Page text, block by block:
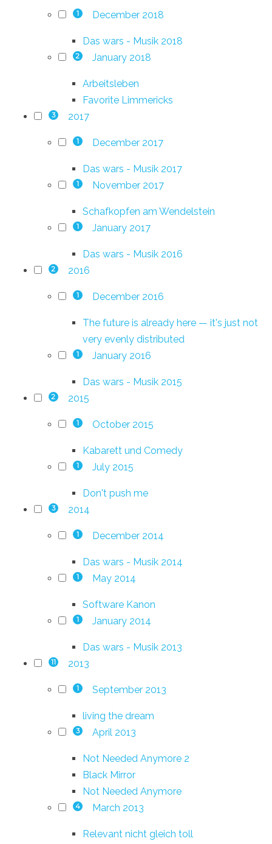
1 December 2018
Das wars - Musik 2018
2 January 2018
Arbeitsleben
Favorite Limmericks
3 2017
1 December 2017
Das wars - Musik 2017
1 November 2017
Schafkopfen am Wendelstein
1 January 2017
Das wars - Musik 2016
2 2016
1 December 2016
The future is already here — it's just not
very evenly distributed
1 January 2016
Das wars - Musik 2015
2 2015
1 October 2015
Kabarett und Comedy
1 July 2015
Don't push me
3 2014
1 December 2014
Das wars - Musik 2014
1 May 2014
Software Kanon
1 January 2014
Das wars - Musik 2013
11 2013
1 September 2013
living the dream
3 April 2013
Not Needed Anymore 2
Black Mirror
Not Needed Anymore
4 March 2013
Relevant nicht gleich toll